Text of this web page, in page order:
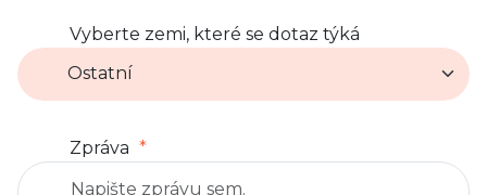
Vyberte zemi, které se dotaz týká
Zpráva